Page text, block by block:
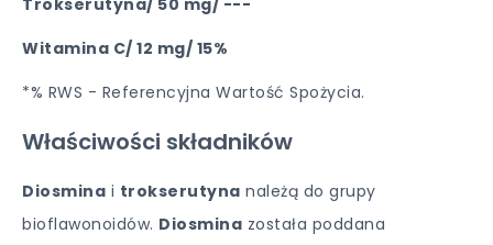
Trokserutyna/ 50 mg/ ---
Witamina C/ 12 mg/ 15%
*% RWS - Referencyjna Wartość Spożycia.
Właściwości składników
Diosmina i trokserutyna należą do grupy
bioflawonoidów. Diosmina została poddana